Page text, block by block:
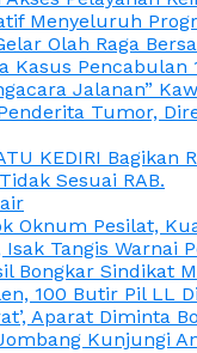
Menyeluruh
Olah Raga
Kasus Pencabulan
Jalanan”
Tumor,
KEDIRI Bagikan
Sesuai RAB.
Oknum Pesilat,
Tangis Warnai
Bongkar Sindikat
100 Butir Pil LL
Aparat Diminta
Kunjungi